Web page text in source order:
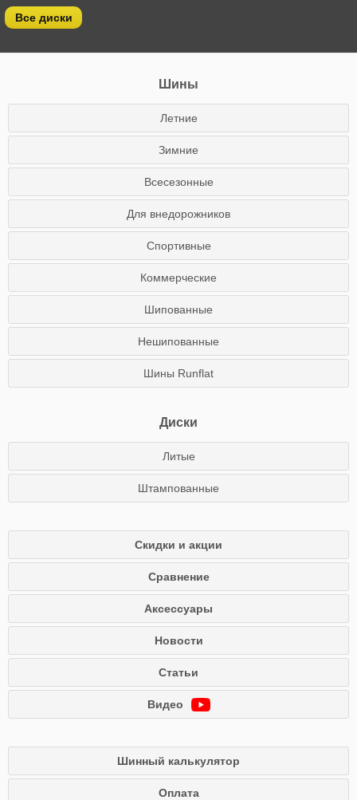
Все диски
Шины
Летние
Зимние
Всесезонные
Для внедорожников
Спортивные
Коммерческие
Шипованные
Нешипованные
Шины Runflat
Диски
Литые
Штампованные
Скидки и акции
Сравнение
Аксессуары
Новости
Статьи
Видео
Шинный калькулятор
Оплата